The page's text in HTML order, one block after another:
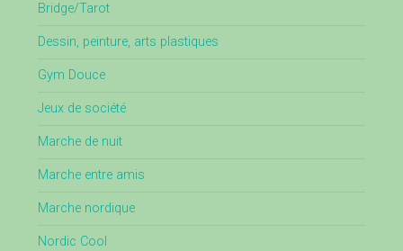
Bridge/Tarot
Dessin, peinture, arts plastiques
Gym Douce
Jeux de société
Marche de nuit
Marche entre amis
Marche nordique
Nordic Cool